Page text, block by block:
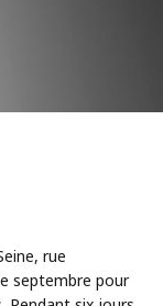
rue
septembre pour